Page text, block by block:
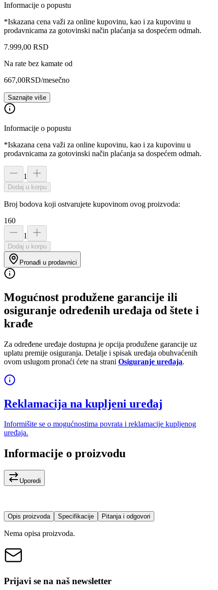
Informacije o popustu
*Iskazana cena važi za online kupovinu, kao i za kupovinu u
prodavnicama za gotovinski način plaćanja sa dospećem odmah.
7.999,00 RSD
Na rate bez kamate od
667,00RSD/mesečno
Saznajte više
Informacije o popustu
*Iskazana cena važi za online kupovinu, kao i za kupovinu u
prodavnicama za gotovinski način plaćanja sa dospećem odmah.
1
Dodaj u korpu
Broj bodova koji ostvarujete kupovinom ovog proizvoda:
160
1
Dodaj u korpu
Pronađi u prodavnici
Mogućnost produžene garancije ili
osiguranje određenih uređaja od štete i
krađe
Za određene uređaje dostupna je opcija produžene garancije uz
uplatu premije osiguranja. Detalje i spisak uređaja obuhvaćenih
ovom uslugom pronaći ćete na strani Osiguranje uređaja.
Reklamacija na kupljeni uređaj
Informišite se o mogućnostima povrata i reklamacije kupljenog
uređaja.
Informacije o proizvodu
Uporedi
Opis proizvoda Specifikacije Pitanja i odgovori
Nema opisa proizvoda.
Prijavi se na naš newsletter